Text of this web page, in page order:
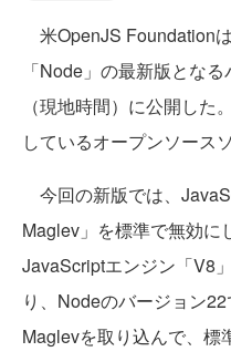
米OpenJS Foundation
「Node」の最新版とな
（現地時間）に公開し
しているオープンソース
今回の新版では、
Maglev」を標準で無効に
JavaScriptエンジン「V8
り、Nodeのバージョン
Maglevを取り込んで、標